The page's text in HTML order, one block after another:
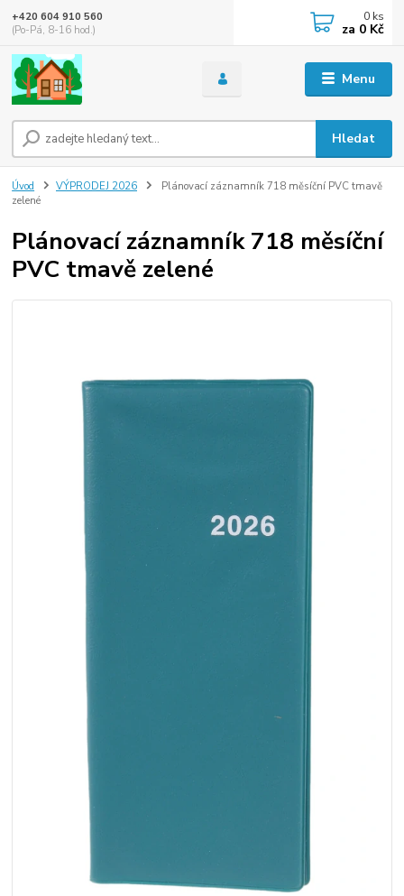
Menu
Hledat
+420 604 910 560
(Po-Pá, 8-16 hod.)
0 ks
za 0 Kč
Úvod VÝPRODEJ 2026
Plánovací záznamník 718 měsíční PVC tmavě
zelené
Plánovací záznamník 718 měsíční
PVC tmavě zelené